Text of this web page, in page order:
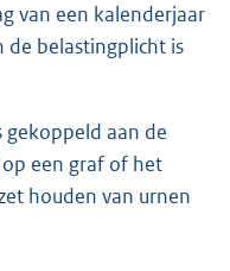
van een kalenderjaar
belastingplicht is
aan de
een graf of het
houden van urnen